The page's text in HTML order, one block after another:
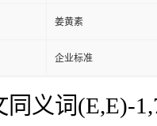
姜黄素
企业标准
义词(E,E)-